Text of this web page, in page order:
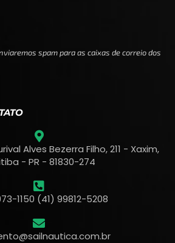
spam para as caixas de correio dos
Alves Bezerra Filho, 211 - Xaxim,
- PR - 81830-274
1150 (41) 99812-5208